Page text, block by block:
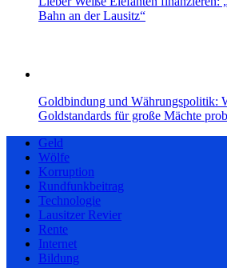
Bahn an der Lausitz“
Goldbindung und Währungspolitik:
Goldstandards für große Mächte
Geld
Wölfe
Korruption
Rundfunkbeitrag
Technologie
Lausitzer Revier
Rente
Internet
Bildung